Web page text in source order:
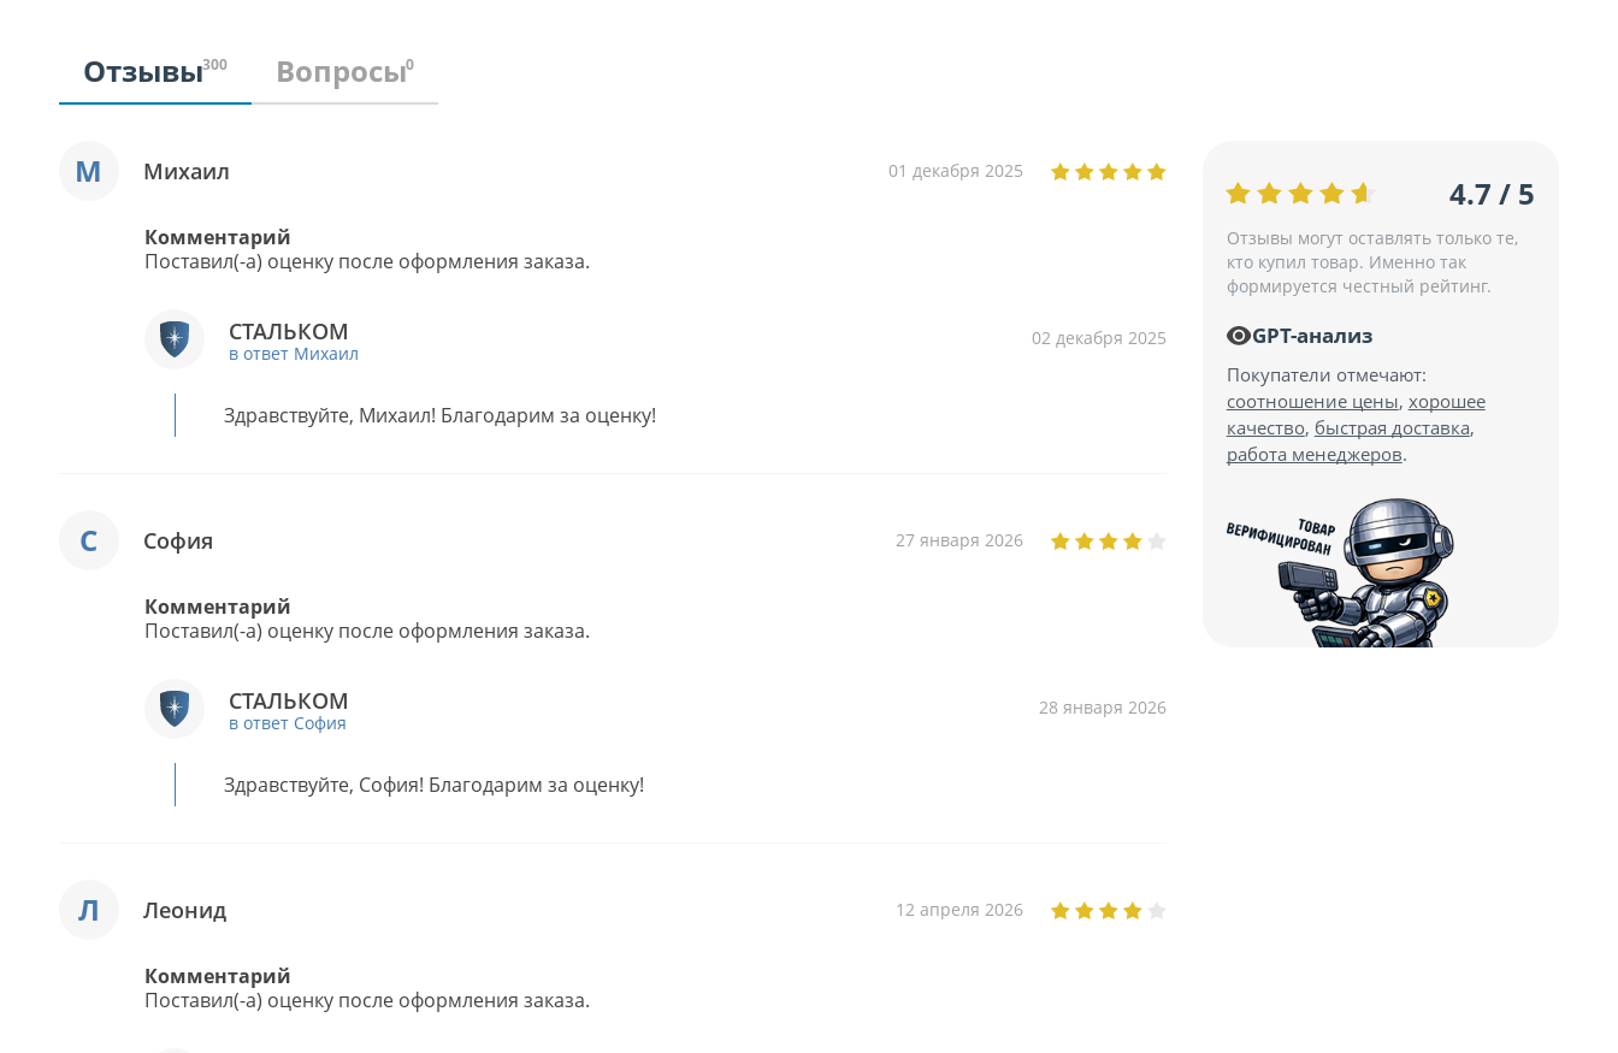
Отзывы300 Вопросы0
М Михаил 01 декабря 2025
Комментарий
Поставил(-а) оценку после оформления заказа.
02 декабря 2025
СТАЛЬКОМ
в ответ Михаил
Здравствуйте, Михаил! Благодарим за оценку!
С София 27 января 2026
Комментарий
Поставил(-а) оценку после оформления заказа.
28 января 2026
СТАЛЬКОМ
в ответ София
Здравствуйте, София! Благодарим за оценку!
Л Леонид 12 апреля 2026
Комментарий
Поставил(-а) оценку после оформления заказа.
4.7 / 5
Отзывы могут оставлять только те,
кто купил товар. Именно так
формируется честный рейтинг.
GPT-анализ
Покупатели отмечают:
соотношение цены, хорошее
качество, быстрая доставка,
работа менеджеров.